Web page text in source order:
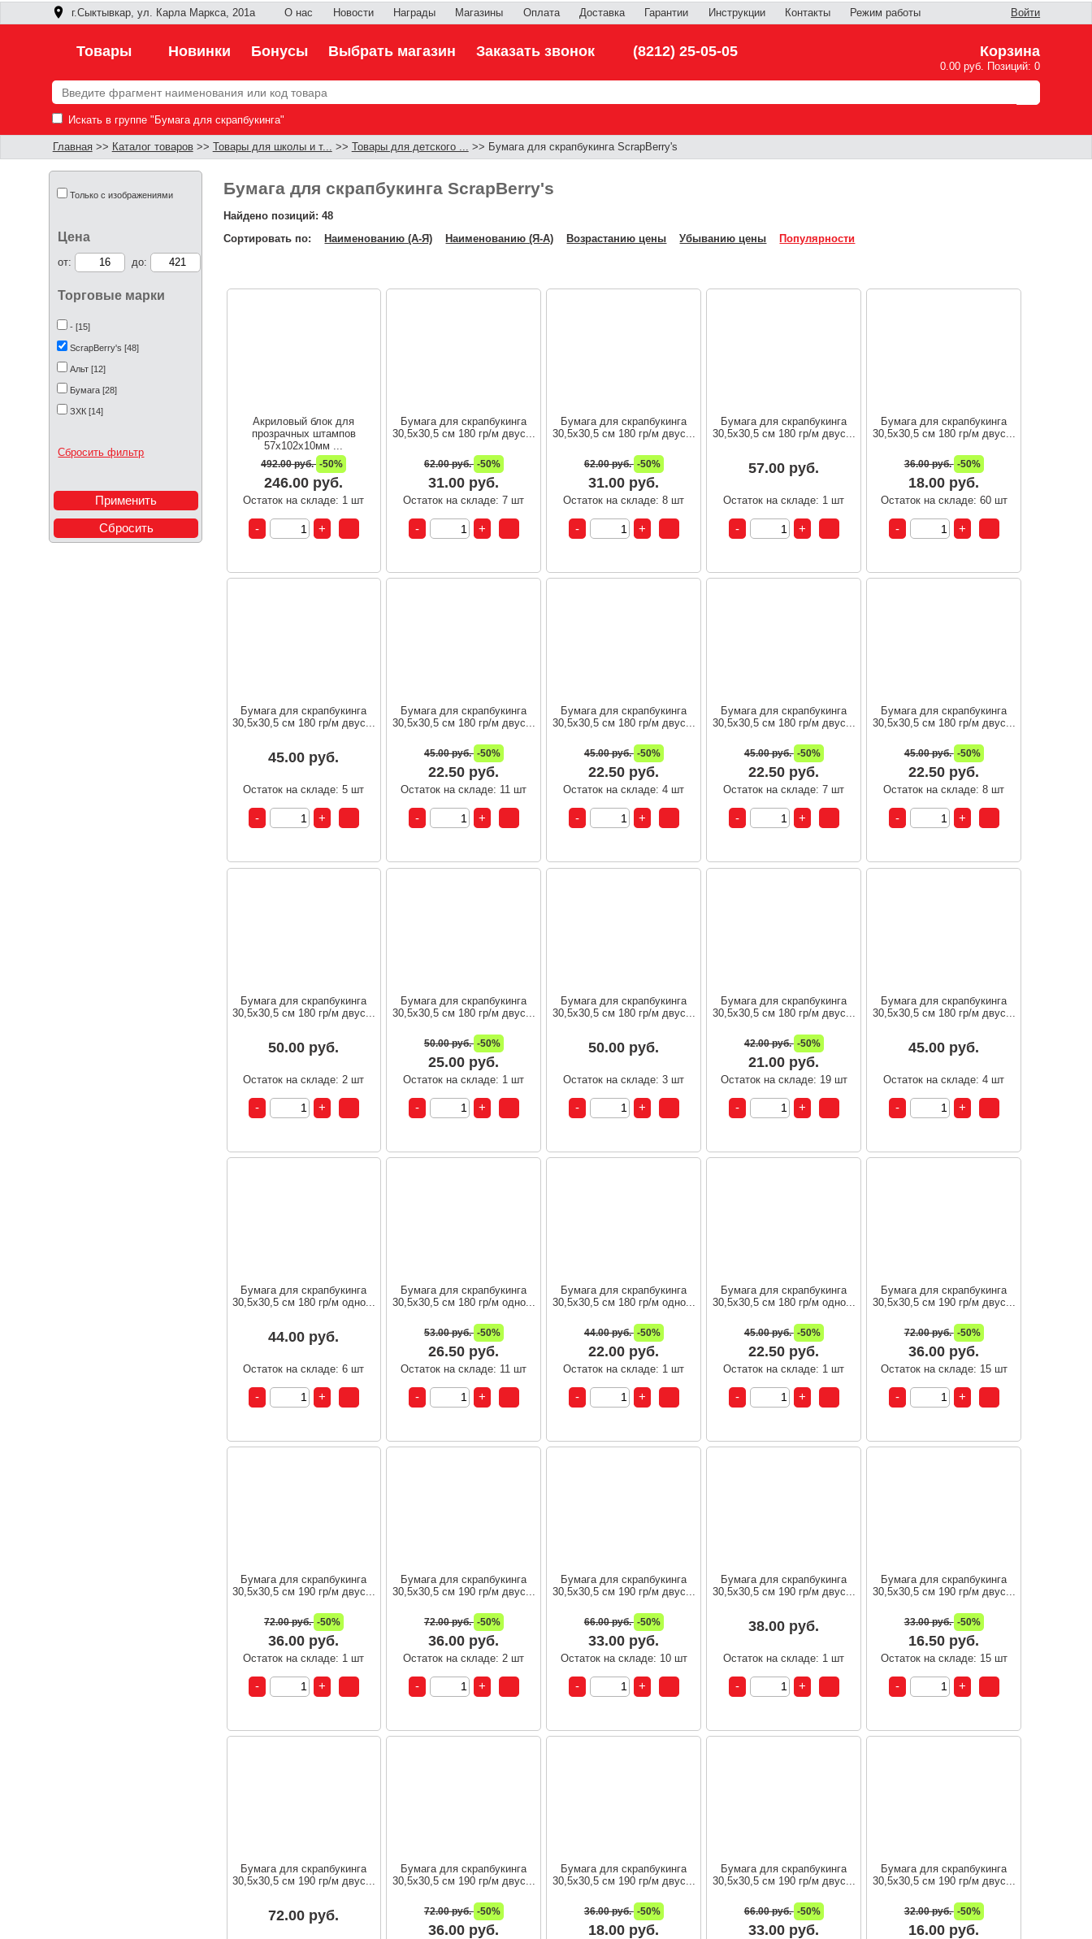
г.Сыктывкар, ул. Карла Маркса, 201а О нас Новости Награды Магазины Оплата Доставка Гарантии Инструкции Контакты Режим работы Войти
Товары Новинки Бонусы Выбрать магазин Заказать звонок (8212) 25-05-05 Корзина
0.00 руб. Позиций: 0
Искать в группе "Бумага для скрапбукинга"
Главная>> Каталог товаров>> Товары для школы и т... >> Товары для детского ... >> Бумага для скрапбукинга ScrapBerry's
Только с изображениями
Цена
от: до:
Торговые марки
- [15]
ScrapBerry's [48]
Альт [12]
Бумага [28]
ЗХК [14]
Сбросить фильтр
Бумага для скрапбукинга ScrapBerry's
Найдено позиций: 48
Сортировать по:Наименованию (А-Я) Наименованию (Я-А) Возрастанию цены Убыванию цены Популярности
Акриловый блок для
прозрачных штампов
57х102х10мм ...
492.00 руб. -50%
246.00 руб.
Остаток на складе: 1 шт
Бумага для скрапбукинга
30,5х30,5 см 180 гр/м двус...
62.00 руб. -50%
31.00 руб.
Остаток на складе: 7 шт
Бумага для скрапбукинга
30,5х30,5 см 180 гр/м двус...
62.00 руб. -50%
31.00 руб.
Остаток на складе: 8 шт
Бумага для скрапбукинга
30,5х30,5 см 180 гр/м двус...
57.00 руб.
Остаток на складе: 1 шт
Бумага для скрапбукинга
30,5х30,5 см 180 гр/м двус...
36.00 руб. -50%
18.00 руб.
Остаток на складе: 60 шт
Бумага для скрапбукинга
30,5х30,5 см 180 гр/м двус...
45.00 руб.
Остаток на складе: 5 шт
Бумага для скрапбукинга
30,5х30,5 см 180 гр/м двус...
45.00 руб. -50%
22.50 руб.
Остаток на складе: 11 шт
Бумага для скрапбукинга
30,5х30,5 см 180 гр/м двус...
45.00 руб. -50%
22.50 руб.
Остаток на складе: 4 шт
Бумага для скрапбукинга
30,5х30,5 см 180 гр/м двус...
45.00 руб. -50%
22.50 руб.
Остаток на складе: 7 шт
Бумага для скрапбукинга
30,5х30,5 см 180 гр/м двус...
45.00 руб. -50%
22.50 руб.
Остаток на складе: 8 шт
Бумага для скрапбукинга
30,5х30,5 см 180 гр/м двус...
50.00 руб.
Остаток на складе: 2 шт
Бумага для скрапбукинга
30,5х30,5 см 180 гр/м двус...
50.00 руб. -50%
25.00 руб.
Остаток на складе: 1 шт
Бумага для скрапбукинга
30,5х30,5 см 180 гр/м двус...
50.00 руб.
Остаток на складе: 3 шт
Бумага для скрапбукинга
30,5х30,5 см 180 гр/м двус...
42.00 руб. -50%
21.00 руб.
Остаток на складе: 19 шт
Бумага для скрапбукинга
30,5х30,5 см 180 гр/м двус...
45.00 руб.
Остаток на складе: 4 шт
Бумага для скрапбукинга
30,5х30,5 см 180 гр/м одно...
44.00 руб.
Остаток на складе: 6 шт
Бумага для скрапбукинга
30,5х30,5 см 180 гр/м одно...
53.00 руб. -50%
26.50 руб.
Остаток на складе: 11 шт
Бумага для скрапбукинга
30,5х30,5 см 180 гр/м одно...
44.00 руб. -50%
22.00 руб.
Остаток на складе: 1 шт
Бумага для скрапбукинга
30,5х30,5 см 180 гр/м одно...
45.00 руб. -50%
22.50 руб.
Остаток на складе: 1 шт
Бумага для скрапбукинга
30,5х30,5 см 190 гр/м двус...
72.00 руб. -50%
36.00 руб.
Остаток на складе: 15 шт
Бумага для скрапбукинга
30,5х30,5 см 190 гр/м двус...
72.00 руб. -50%
36.00 руб.
Остаток на складе: 1 шт
Бумага для скрапбукинга
30,5х30,5 см 190 гр/м двус...
72.00 руб. -50%
36.00 руб.
Остаток на складе: 2 шт
Бумага для скрапбукинга
30,5х30,5 см 190 гр/м двус...
66.00 руб. -50%
33.00 руб.
Остаток на складе: 10 шт
Бумага для скрапбукинга
30,5х30,5 см 190 гр/м двус...
38.00 руб.
Остаток на складе: 1 шт
Бумага для скрапбукинга
30,5х30,5 см 190 гр/м двус...
33.00 руб. -50%
16.50 руб.
Остаток на складе: 15 шт
Бумага для скрапбукинга
30,5х30,5 см 190 гр/м двус...
72.00 руб.
Бумага для скрапбукинга
30,5х30,5 см 190 гр/м двус...
72.00 руб. -50%
36.00 руб.
Бумага для скрапбукинга
30,5х30,5 см 190 гр/м двус...
36.00 руб. -50%
18.00 руб.
Бумага для скрапбукинга
30,5х30,5 см 190 гр/м двус...
66.00 руб. -50%
33.00 руб.
Бумага для скрапбукинга
30,5х30,5 см 190 гр/м двус...
32.00 руб. -50%
16.00 руб.